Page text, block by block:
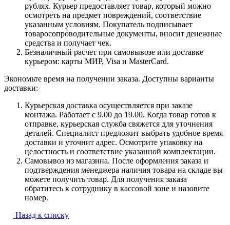
рублях. Курьер предоставляет товар, который можно
осмотреть на предмет повреждений, соответствие
указанным условиям. Покупатель подписывает
товаросопроводительные документы, вносит денежные
средства и получает чек.
Безналичный расчет при самовывозе или доставке
курьером: карты МИР, Visa и MasterCard.
Экономьте время на получении заказа. Доступны варианты
доставки:
Курьерская доставка осуществляется при заказе
монтажа. Работает с 9.00 до 19.00. Когда товар готов к
отправке, курьерская служба свяжется для уточнения
деталей. Специалист предложит выбрать удобное время
доставки и уточнит адрес. Осмотрите упаковку на
целостность и соответствие указанной комплектации.
Самовывоз из магазина. После оформления заказа и
подтверждения менеджера наличия товара на складе вы
можете получить товар. Для получения заказа
обратитесь к сотруднику в кассовой зоне и назовите
номер.
Назад к списку